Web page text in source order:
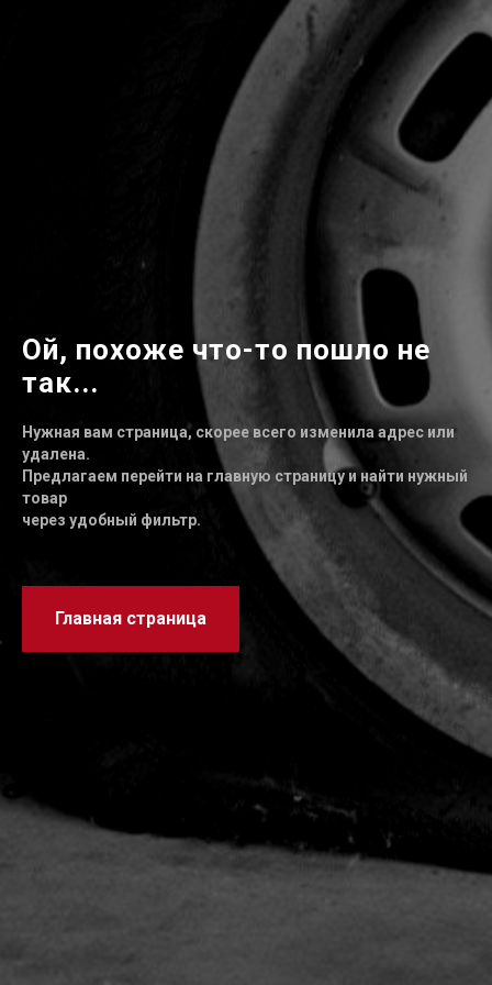
Ой, похоже что-то пошло не
так...
Нужная вам страница, скорее всего изменила адрес или
удалена.
Предлагаем перейти на главную страницу и найти нужный
товар
через удобный фильтр.
Главная страница